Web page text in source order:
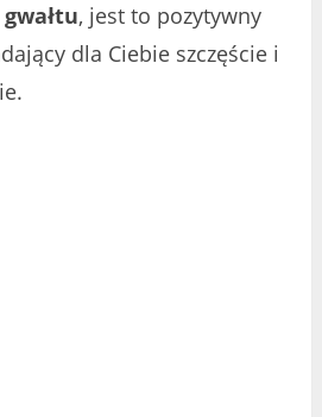
, jest to pozytywny
dla Ciebie szczęście i